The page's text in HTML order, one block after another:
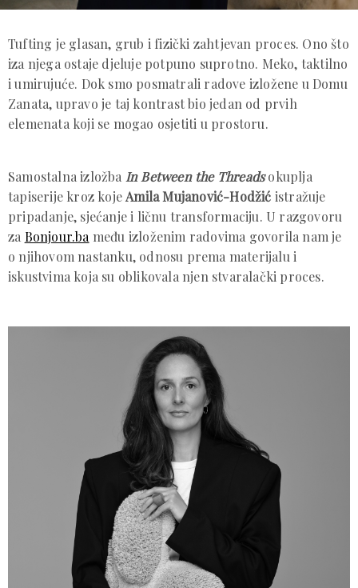
Tufting je glasan, grub i fizički zahtjevan proces. Ono što
iza njega ostaje djeluje potpuno suprotno. Meko, taktilno
i umirujuće. Dok smo posmatrali radove izložene u Domu
Zanata, upravo je taj kontrast bio jedan od prvih
elemenata koji se mogao osjetiti u prostoru.
Samostalna izložba In Between the Threads okuplja
tapiserije kroz kojeAmila Mujanović-Hodžić istražuje
pripadanje, sjećanje i ličnu transformaciju. U razgovoru
za Bonjour.ba među izloženim radovima govorila nam je
o njihovom nastanku, odnosu prema materijalu i
iskustvima koja su oblikovala njen stvaralački proces.